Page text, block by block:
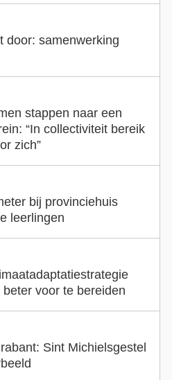
door: samenwerking
stappen naar een
“In collectiviteit bereik
zich”
bij provinciehuis
leerlingen
voor te bereiden
Sint Michielsgestel